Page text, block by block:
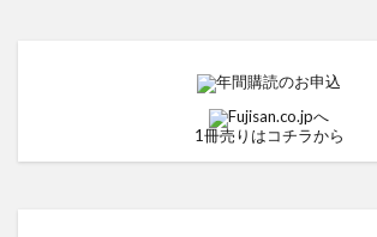
1冊売りはコチラから